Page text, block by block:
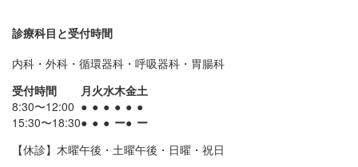
診療科目と受付時間
内科・外科・循環器科・呼吸器科・胃腸科
受付時間
月火水木金土
8:30〜12:00 ● ● ● ● ● ●
15:30〜18:30● ● ● ー● ー
【休診】木曜午後・土曜午後・日曜・祝日